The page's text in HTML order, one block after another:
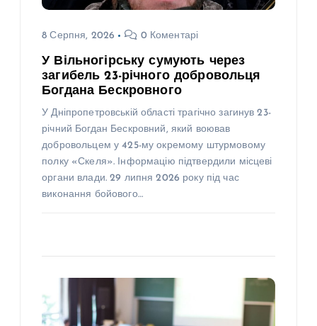
8 Серпня, 2026 0 Коментарі
У Вільногірську сумують через
загибель 23-річного добровольця
Богдана Бескровного
У Дніпропетровській області трагічно загинув 23-
річний Богдан Бескровний, який воював
добровольцем у 425-му окремому штурмовому
полку «Скеля». Інформацію підтвердили місцеві
органи влади. 29 липня 2026 року під час
виконання бойового…